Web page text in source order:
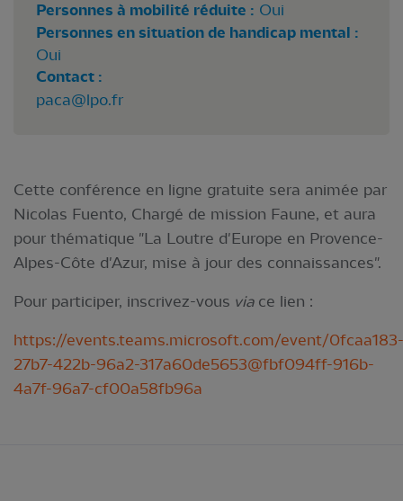
Personnes à mobilité réduite : Oui
Personnes en situation de handicap mental :
Oui
Contact :
paca@lpo.fr
Cette conférence en ligne gratuite sera animée par
Nicolas Fuento, Chargé de mission Faune, et aura
pour thématique "La Loutre d'Europe en Provence-
Alpes-Côte d'Azur, mise à jour des connaissances".
Pour participer, inscrivez-vous via ce lien :
https://events.teams.microsoft.com/event/0fcaa183-
27b7-422b-96a2-317a60de5653@fbf094ff-916b-
4a7f-96a7-cf00a58fb96a